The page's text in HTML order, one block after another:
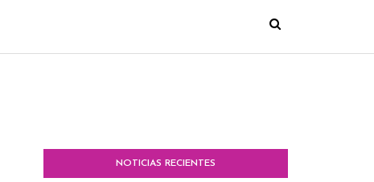
NOTICIAS RECIENTES